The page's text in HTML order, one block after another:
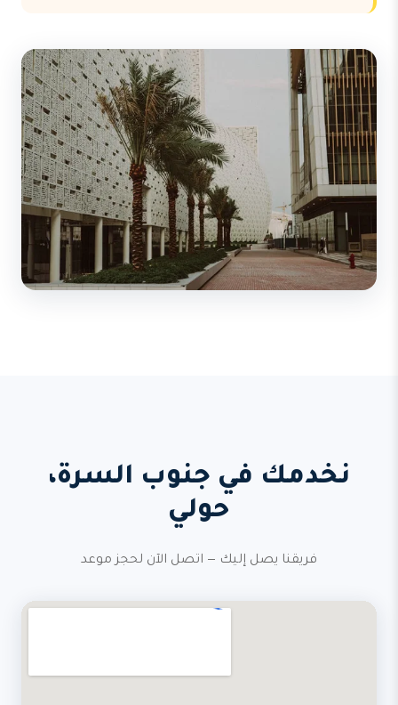
نخدمك في جنوب السرة،
حولي
فريقنا يصل إليك — اتصل الآن لحجز موعد